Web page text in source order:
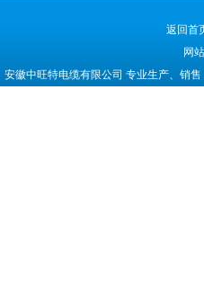
返回首
网
安徽中旺特电缆有限公司 专业生产、销